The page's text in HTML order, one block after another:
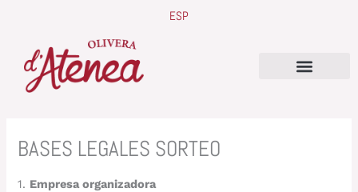
contenido
ESP
BASES LEGALES SORTEO
1. Empresa organizadora